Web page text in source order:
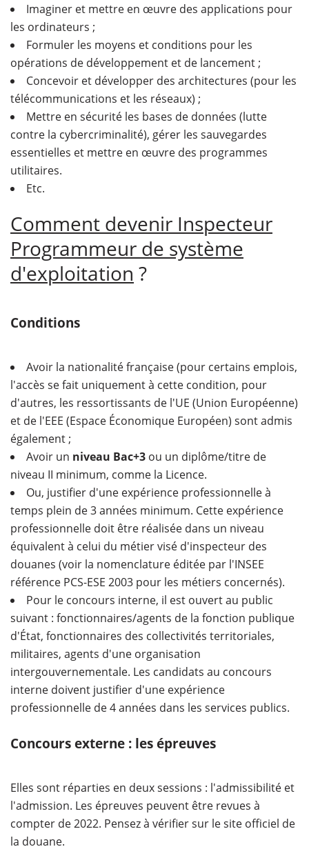
Imaginer et mettre en œuvre des applications pour
les ordinateurs ;
Formuler les moyens et conditions pour les
opérations de développement et de lancement ;
Concevoir et développer des architectures (pour les
télécommunications et les réseaux) ;
Mettre en sécurité les bases de données (lutte
contre la cybercriminalité), gérer les sauvegardes
essentielles et mettre en œuvre des programmes
utilitaires.
Etc.
Comment devenir Inspecteur
Programmeur de système
d'exploitation ?
Conditions
Avoir la nationalité française (pour certains emplois,
l'accès se fait uniquement à cette condition, pour
d'autres, les ressortissants de l'UE (Union Européenne)
et de l'EEE (Espace Économique Européen) sont admis
également ;
Avoir un niveau Bac+3 ou un diplôme/titre de
niveau II minimum, comme la Licence.
Ou, justifier d'une expérience professionnelle à
temps plein de 3 années minimum. Cette expérience
professionnelle doit être réalisée dans un niveau
équivalent à celui du métier visé d'inspecteur des
douanes (voir la nomenclature éditée par l'INSEE
référence PCS-ESE 2003 pour les métiers concernés).
Pour le concours interne, il est ouvert au public
suivant : fonctionnaires/agents de la fonction publique
d'État, fonctionnaires des collectivités territoriales,
militaires, agents d'une organisation
intergouvernementale. Les candidats au concours
interne doivent justifier d'une expérience
professionnelle de 4 années dans les services publics.
Concours externe : les épreuves
Elles sont réparties en deux sessions : l'admissibilité et
l'admission. Les épreuves peuvent être revues à
compter de 2022. Pensez à vérifier sur le site officiel de
la douane.